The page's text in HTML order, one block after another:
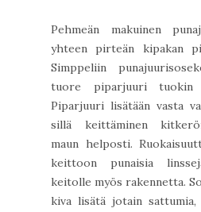
Pehmeän makuinen
yhteen pirteän kipakan
Simppeliin
tuore piparjuuri tuokin
Piparjuuri lisätään vasta
sillä keittäminen
maun helposti.
keittoon punaisia
keitolle myös rakennetta.
kiva lisätä jotain